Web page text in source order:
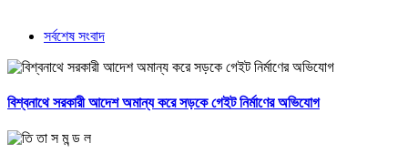
সর্বশেষ সংবাদ
বিশ্বনাথে সরকারী আদেশ অমান্য করে সড়কে গেইট নির্মাণের অভিযোগ